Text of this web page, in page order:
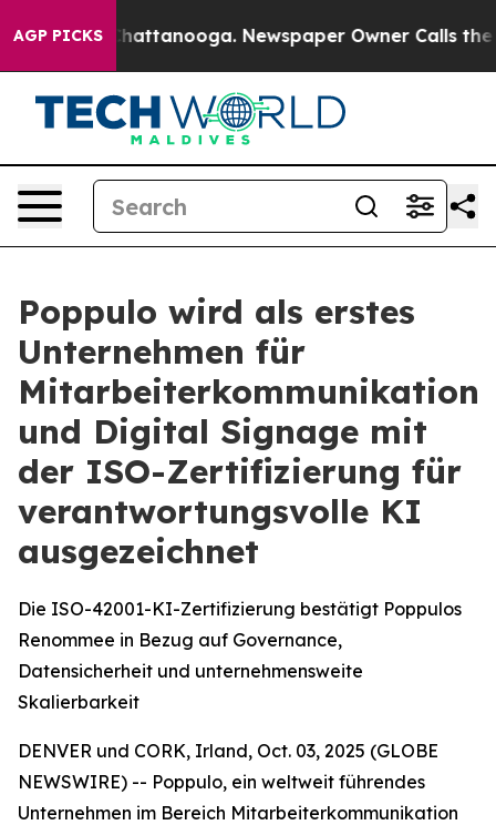
AGP PICKS
in Chattanooga. Newspaper Owner Calls the
Poppulo wird als erstes
Unternehmen für
Mitarbeiterkommunikation
und Digital Signage mit
der ISO-Zertifizierung für
verantwortungsvolle KI
ausgezeichnet
Die ISO-42001-KI-Zertifizierung bestätigt Poppulos
Renommee in Bezug auf Governance,
Datensicherheit und unternehmensweite
Skalierbarkeit
DENVER und CORK, Irland, Oct. 03, 2025 (GLOBE
NEWSWIRE) -- Poppulo, ein weltweit führendes
Unternehmen im Bereich Mitarbeiterkommunikation